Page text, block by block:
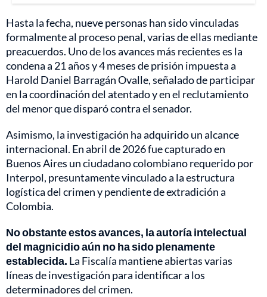
Hasta la fecha, nueve personas han sido vinculadas
formalmente al proceso penal, varias de ellas mediante
preacuerdos. Uno de los avances más recientes es la
condena a 21 años y 4 meses de prisión impuesta a
Harold Daniel Barragán Ovalle, señalado de participar
en la coordinación del atentado y en el reclutamiento
del menor que disparó contra el senador.
Asimismo, la investigación ha adquirido un alcance
internacional. En abril de 2026 fue capturado en
Buenos Aires un ciudadano colombiano requerido por
Interpol, presuntamente vinculado a la estructura
logística del crimen y pendiente de extradición a
Colombia.
No obstante estos avances, la autoría intelectual
del magnicidio aún no ha sido plenamente
establecida. La Fiscalía mantiene abiertas varias
líneas de investigación para identificar a los
determinadores del crimen.